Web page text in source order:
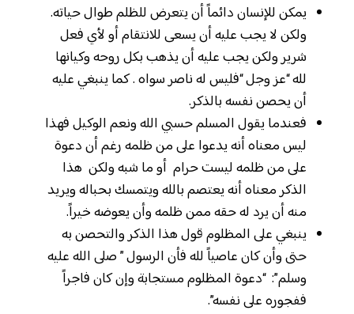
يمكن للإنسان دائماً أن يتعرض للظلم طوال حياته.
ولكن لا يجب عليه أن يسعى للانتقام أو لأي فعل
شرير ولكن يجب عليه أن يذهب بكل روحه وكيانها
لله “عز وجل “فليس له ناصر سواه . كما ينبغي عليه
أن يحصن نفسه بالذكر.
فعندما يقول المسلم حسبي الله ونعم الوكيل فهذا
ليس معناه أنه يدعوا على من ظلمه رغم أن دعوة
على من ظلمه ليست حرام أو ما شبه ولكن هذا
الذكر معناه أنه يعتصم بالله ويتمسك بحباله ويريد
منه أن يرد له حقه ممن ظلمه وأن يعوضه خيراً.
ينبغي على المظلوم قول هذا الذكر والتحصن به
حتى وأن كان عاصياً لله فأن الرسول ” صلى الله عليه
وسلم”: “دعوة المظلوم مستجابة وإن كان فاجراً
ففجوره على نفسه”.